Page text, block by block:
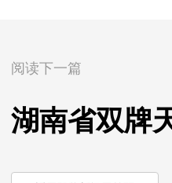
阅读下一篇
湖南省双牌